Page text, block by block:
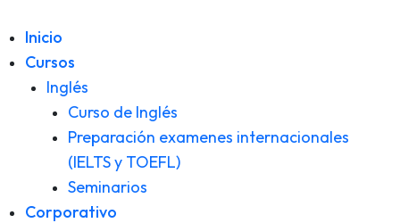
Inicio
Cursos
Inglés
Curso de Inglés
Preparación examenes internacionales
(IELTS y TOEFL)
Seminarios
Corporativo